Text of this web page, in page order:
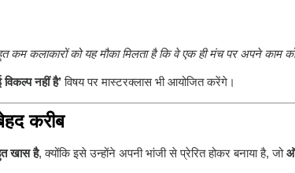
कम कलाकारों को यह मौका मिलता है कि वे एक ही मंच पर अपने काम
विकल्प नहीं है’विषय पर मास्टरक्लास भी आयोजित करेंगे।
करीब
खास है, क्योंकि इसे उन्होंने अपनी भांजी से प्रेरित होकर बनाया है, जो